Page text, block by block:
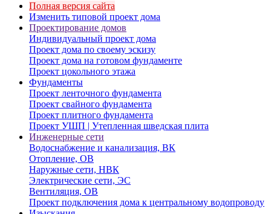
Полная версия сайта
Изменить типовой проект дома
Проектирование домов
Индивидуальный проект дома
Проект дома по своему эскизу
Проект дома на готовом фундаменте
Проект цокольного этажа
Фундаменты
Проект ленточного фундамента
Проект свайного фундамента
Проект плитного фундамента
Проект УШП | Утепленная шведская плита
Инженерные сети
Водоснабжение и канализация, ВК
Отопление, ОВ
Наружные сети, НВК
Электрические сети, ЭС
Вентиляция, ОВ
Проект подключения дома к центральному водопроводу